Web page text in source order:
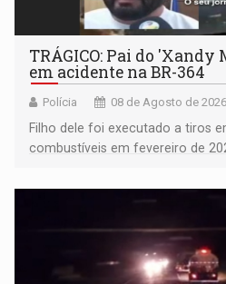
TRÁGICO: Pai do
em acidente na BR-364
Polícia 08 de Agosto de
Filho dele foi executado a tiros
combustíveis em fevereiro de